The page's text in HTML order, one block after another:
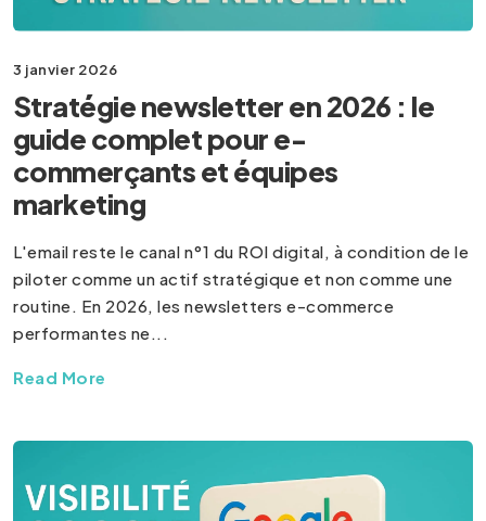
3 janvier 2026
Stratégie newsletter en 2026 : le
guide complet pour e-
commerçants et équipes
marketing
L'email reste le canal n°1 du ROI digital, à condition de le
piloter comme un actif stratégique et non comme une
routine. En 2026, les newsletters e-commerce
performantes ne...
Read More